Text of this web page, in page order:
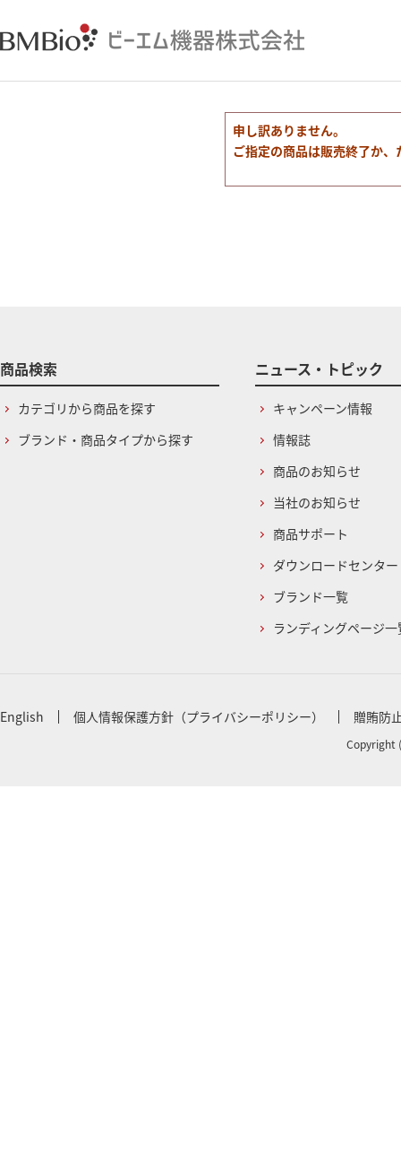
申し訳ありません。
ご指定の商品は販売終了か
商品検索
カテゴリから商品を探す
ブランド・商品タイプから探す
ニュース・トピック
キャンペーン情報
情報誌
商品のお知らせ
当社のお知らせ
商品サポート
ダウンロードセンター
ブランド一覧
ランディングページ一
English 個人情報保護方針（プライバシーポリシー） 贈賄防
Copyright